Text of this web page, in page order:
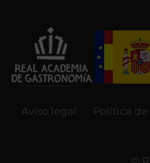
Aviso legal Política de